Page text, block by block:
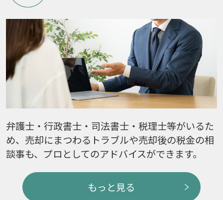
弁護士・行政書士・司法書士・税理士等がいるた
め、売却にまつわるトラブルや売却後の税金の相
談事も、プロとしてのアドバイスができます。
もっと見る